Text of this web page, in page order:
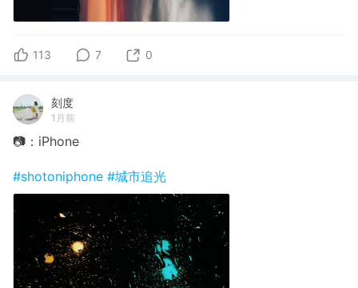
113 7 0
刻度
1月前
📷：iPhone
#shotoniphone #城市追光